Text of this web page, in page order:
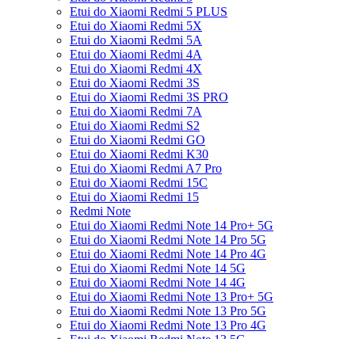
Etui do Xiaomi Redmi 5 PLUS
Etui do Xiaomi Redmi 5X
Etui do Xiaomi Redmi 5A
Etui do Xiaomi Redmi 4A
Etui do Xiaomi Redmi 4X
Etui do Xiaomi Redmi 3S
Etui do Xiaomi Redmi 3S PRO
Etui do Xiaomi Redmi 7A
Etui do Xiaomi Redmi S2
Etui do Xiaomi Redmi GO
Etui do Xiaomi Redmi K30
Etui do Xiaomi Redmi A7 Pro
Etui do Xiaomi Redmi 15C
Etui do Xiaomi Redmi 15
Redmi Note
Etui do Xiaomi Redmi Note 14 Pro+ 5G
Etui do Xiaomi Redmi Note 14 Pro 5G
Etui do Xiaomi Redmi Note 14 Pro 4G
Etui do Xiaomi Redmi Note 14 5G
Etui do Xiaomi Redmi Note 14 4G
Etui do Xiaomi Redmi Note 13 Pro+ 5G
Etui do Xiaomi Redmi Note 13 Pro 5G
Etui do Xiaomi Redmi Note 13 Pro 4G